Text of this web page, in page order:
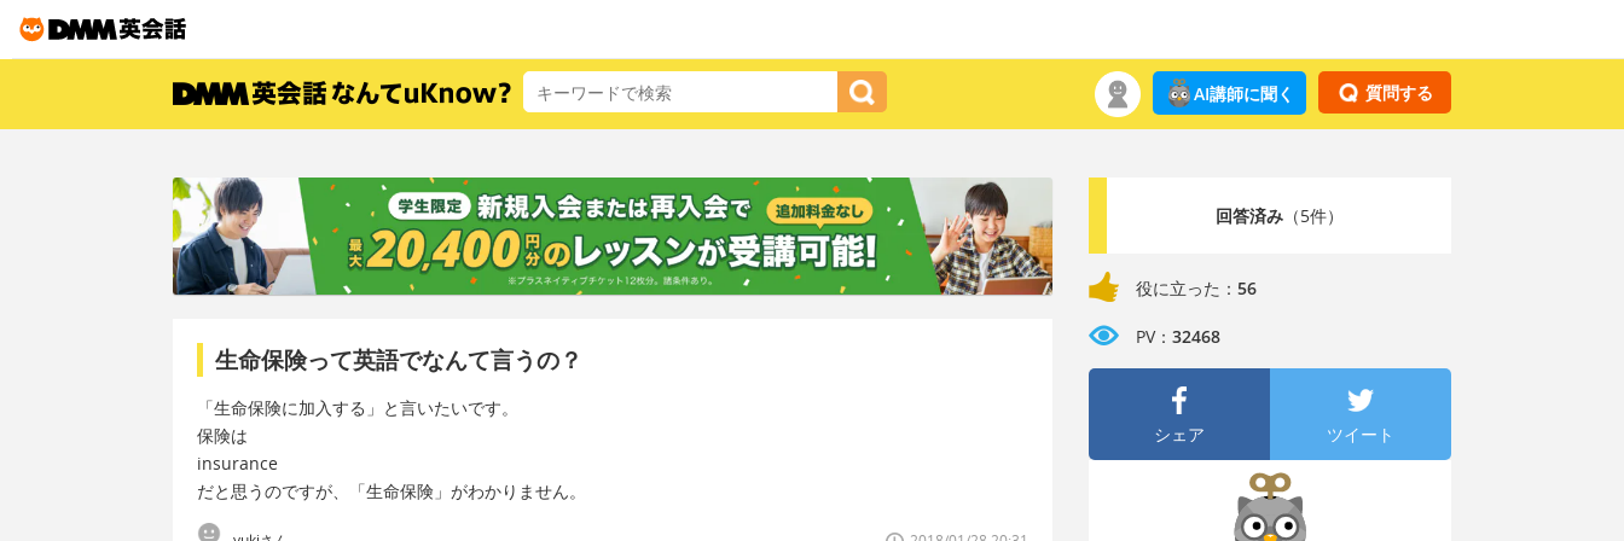
質問する
AI講師に聞く
生命保険って英語でなんて言うの？
「生命保険に加入する」と言いたいです。
保険は
insurance
だと思うのですが、「生命保険」がわかりません。
回答済み（5件）
役に立った： 56
PV： 32468
シェア ツイート